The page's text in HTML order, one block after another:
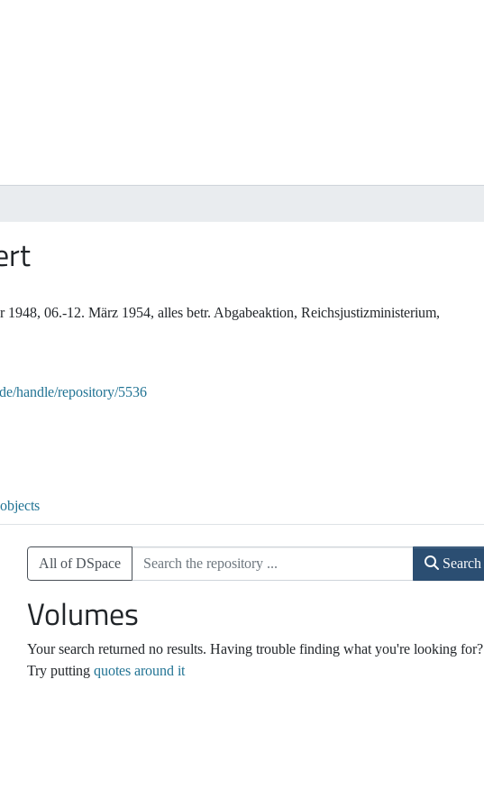
1948, 06.-12. März 1954, alles betr. Abgabeaktion, Reichsjustizministerium,
handle/repository/5536
All of DSpace Search
Volumes
Your search returned no results. Having trouble finding what you're looking for?
Try putting quotes around it